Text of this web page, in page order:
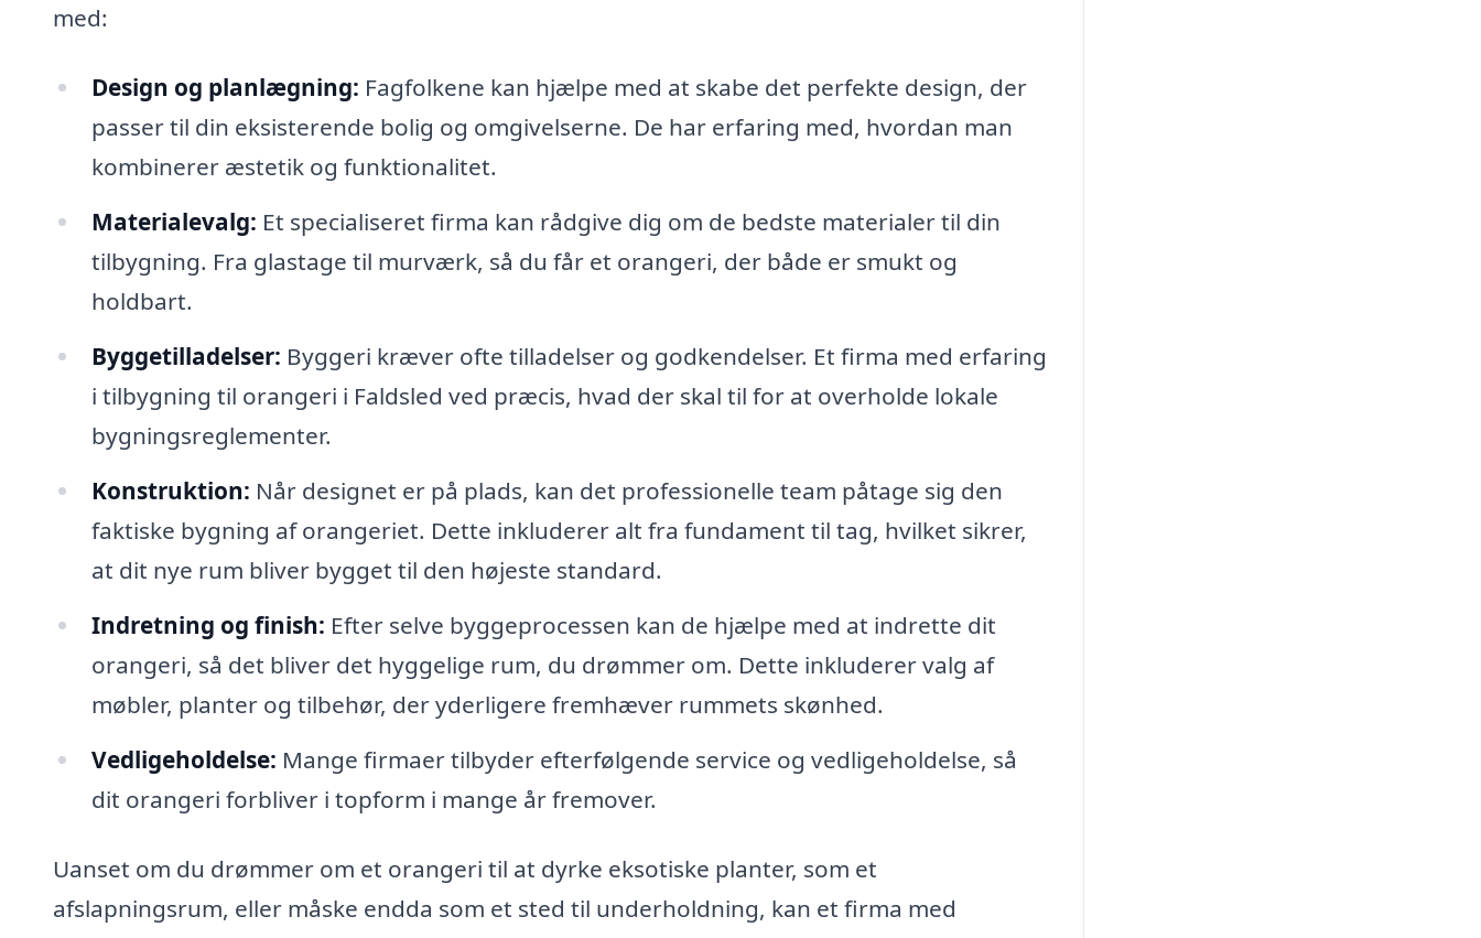
med:
Design og planlægning: Fagfolkene kan hjælpe med at skabe det perfekte design, der
passer til din eksisterende bolig og omgivelserne. De har erfaring med, hvordan man
kombinerer æstetik og funktionalitet.
Materialevalg: Et specialiseret firma kan rådgive dig om de bedste materialer til din
tilbygning. Fra glastage til murværk, så du får et orangeri, der både er smukt og
holdbart.
Byggetilladelser: Byggeri kræver ofte tilladelser og godkendelser. Et firma med erfaring
i tilbygning til orangeri i Faldsled ved præcis, hvad der skal til for at overholde lokale
bygningsreglementer.
Konstruktion: Når designet er på plads, kan det professionelle team påtage sig den
faktiske bygning af orangeriet. Dette inkluderer alt fra fundament til tag, hvilket sikrer,
at dit nye rum bliver bygget til den højeste standard.
Indretning og finish: Efter selve byggeprocessen kan de hjælpe med at indrette dit
orangeri, så det bliver det hyggelige rum, du drømmer om. Dette inkluderer valg af
møbler, planter og tilbehør, der yderligere fremhæver rummets skønhed.
Vedligeholdelse: Mange firmaer tilbyder efterfølgende service og vedligeholdelse, så
dit orangeri forbliver i topform i mange år fremover.
Uanset om du drømmer om et orangeri til at dyrke eksotiske planter, som et
afslapningsrum, eller måske endda som et sted til underholdning, kan et firma med